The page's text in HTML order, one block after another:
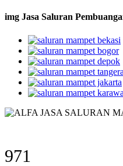
img Jasa Saluran
971